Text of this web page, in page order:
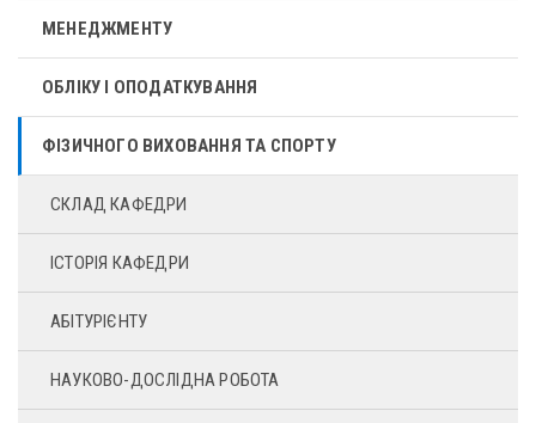
МЕНЕДЖМЕНТУ
ОБЛІКУ І ОПОДАТКУВАННЯ
ФІЗИЧНОГО ВИХОВАННЯ ТА СПОРТУ
СКЛАД КАФЕДРИ
ІСТОРІЯ КАФЕДРИ
АБІТУРІЄНТУ
НАУКОВО-ДОСЛІДНА РОБОТА